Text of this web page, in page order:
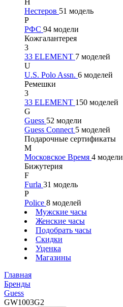
Н
Нестеров 51 модель
Р
РФС 94 модели
Кожгалантерея
3
33 ELEMENT 7 моделей
U
U.S. Polo Assn. 6 моделей
Ремешки
3
33 ELEMENT 150 моделей
G
Guess 52 модели
Guess Connect 5 моделей
Подарочные сертификаты
М
Московское Время 4 модели
Бижутерия
F
Furla 31 модель
P
Police 8 моделей
Мужские часы
Женские часы
Подобрать часы
Скидки
Уценка
Магазины
Главная
Бренды
Guess
GW1003G2